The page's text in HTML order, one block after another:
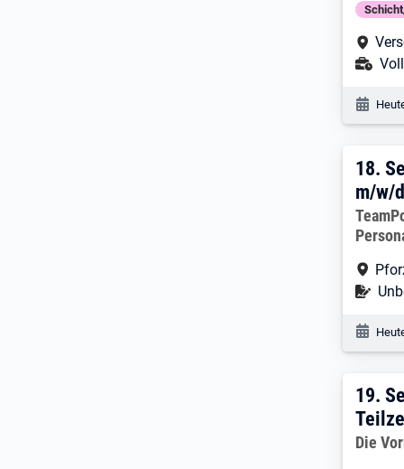
18.
18.
m/w/
19.
19.
Die